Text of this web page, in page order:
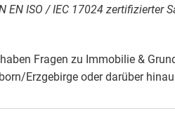
EN ISO / IEC 17024 zertifizierter
Fragen zu Immobilie &
Erzgebirge oder darüber